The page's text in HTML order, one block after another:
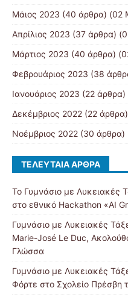
Μάιος 2023 (40 άρθρα) (02
Απρίλιος 2023 (37 άρθρα)
Μάρτιος 2023 (40 άρθρα)
Φεβρουάριος 2023 (38
Ιανουάριος 2023 (22 άρθρα)
Δεκέμβριος 2022 (22
Νοέμβριος 2022 (30 άρθρα)
ΤΕΛΕΥΤΑΊΑ ΆΡΘΡΑ
Το Γυμνάσιο με Λυκειακές
στο εθνικό Hackathon «AI
Γυμνάσιο με Λυκειακές
Marie-José Le Duc,
Γλώσσα
Γυμνάσιο με Λυκειακές
Φόρτε στο Σχολείο Πρέσβη